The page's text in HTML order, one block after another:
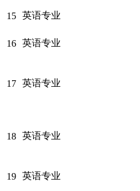
15 英语专业
16 英语专业
17 英语专业
18 英语专业
19 英语专业